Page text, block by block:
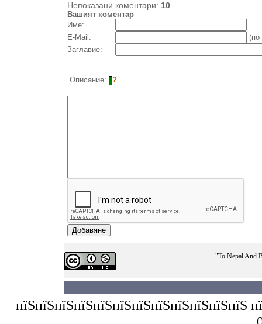
Непоказани коментари: 10
Вашият коментар
Име:
E-Mail:
(по
Заглавие:
Описание: ?
"To Nepal And